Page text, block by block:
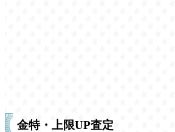
金特・上限UP査定